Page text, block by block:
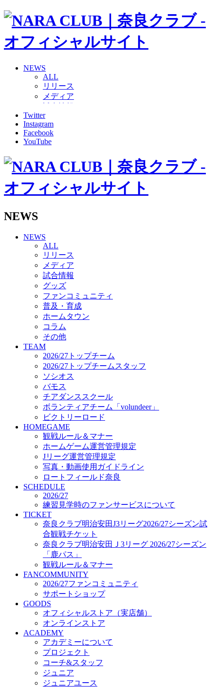
NEWS
ALL
リリース
メディア
グッズ
ファンコミュニティ
普及・育成
ホームタウン
その他
2026/27トップチーム
2026/27トップチームスタッフ
ボランティアチーム「volundeer」
ビクトリーロード
HOMEGAME
観戦ルール＆マナー
ホームゲーム運営管理規定
Jリーグ運営管理規定
写真・動画使用ガイドライン
ロートフィールド奈良
SCHEDULE
2026/27
練習見学時のファンサービスについて
TICKET
奈良クラブ明治安田J3リーグ2026/27シーズン試
合観戦チケット
奈良クラブ明治安田Ｊ3リーグ 2026/27シーズン
「鹿パス」
観戦ルール＆マナー
FANCOMMUNITY
2026/27ファンコミュニティ
サポートショップ
GOODS
オフィシャルストア（実店舗）
オンラインストア
ACADEMY
アカデミーについて
プロジェクト
コーチ&スタッフ
ジュニア
ジュニアユース
ユース
練習拠点（ナラディーア）
SCHOOL
2026/27 パートナー企業
パートナー募集
クラブ理念
クラブ情報
サステナビリティ
Web制作支援
応援プロジェクト
Twitter
Instagram
Facebook
YouTube
NEWS
NEWS
ALL
リリース
メディア
試合情報
グッズ
ファンコミュニティ
普及・育成
ホームタウン
コラム
その他
TEAM
2026/27トップチーム
2026/27トップチームスタッフ
ソシオス
バモス
チアダンススクール
ボランティアチーム「volundeer」
ビクトリーロード
HOMEGAME
観戦ルール＆マナー
ホームゲーム運営管理規定
Jリーグ運営管理規定
写真・動画使用ガイドライン
ロートフィールド奈良
SCHEDULE
2026/27
練習見学時のファンサービスについて
TICKET
奈良クラブ明治安田J3リーグ2026/27シーズン試
合観戦チケット
奈良クラブ明治安田Ｊ3リーグ 2026/27シーズン
「鹿パス」
観戦ルール＆マナー
FANCOMMUNITY
2026/27ファンコミュニティ
サポートショップ
GOODS
オフィシャルストア（実店舗）
オンラインストア
ACADEMY
アカデミーについて
プロジェクト
コーチ&スタッフ
ジュニア
ジュニアユース